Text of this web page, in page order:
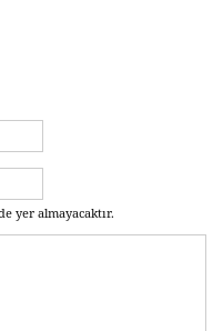
yer almayacaktır.